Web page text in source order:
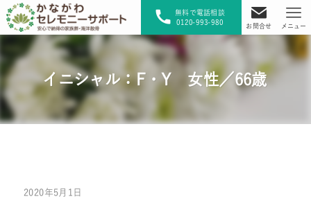
無料で電話相談
0120-993-980
お問合せ メニュー
イニシャル：F・Y 女性／66歳
2020年5月1日